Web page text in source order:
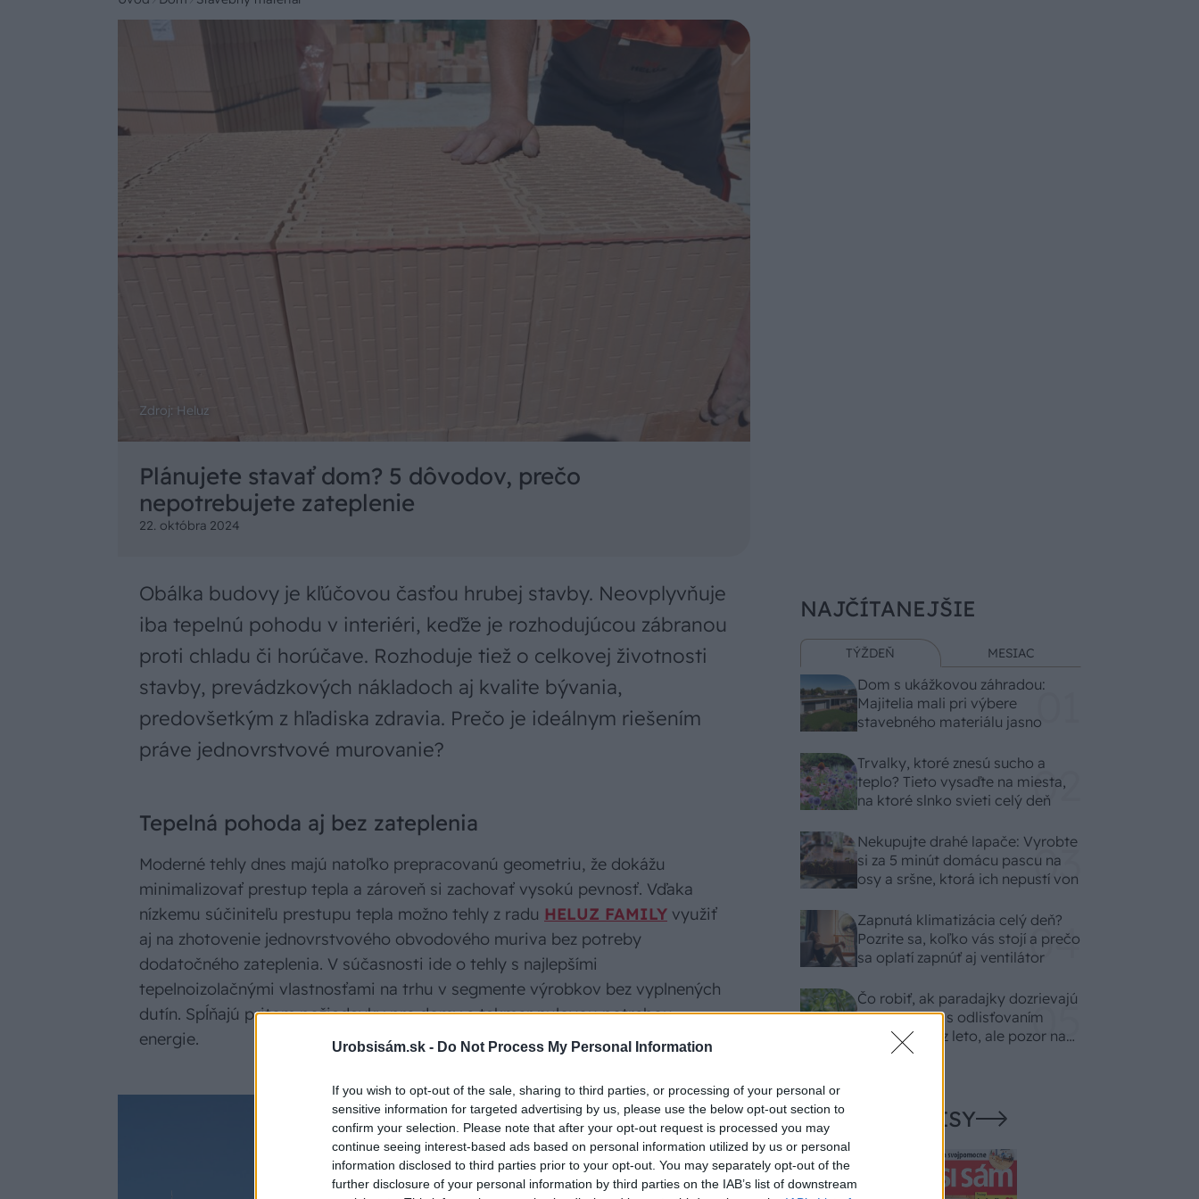
Urobsisám.sk - Do Not Process My Personal Information
If you wish to opt-out of the sale, sharing to third parties, or processing of your personal or
sensitive information for targeted advertising by us, please use the below opt-out section to
confirm your selection. Please note that after your opt-out request is processed you may
continue seeing interest-based ads based on personal information utilized by us or personal
information disclosed to third parties prior to your opt-out. You may separately opt-out of the
further disclosure of your personal information by third parties on the IAB’s list of downstream
Zdroj: Heluz
Plánujete stavať dom? 5 dôvodov, prečo
nepotrebujete zateplenie
22. októbra 2024
Obálka budovy je kľúčovou časťou hrubej stavby. Neovplyvňuje
iba tepelnú pohodu v interiéri, keďže je rozhodujúcou zábranou
proti chladu či horúčave. Rozhoduje tiež o celkovej životnosti
stavby, prevádzkových nákladoch aj kvalite bývania,
predovšetkým z hľadiska zdravia. Prečo je ideálnym riešením
práve jednovrstvové murovanie?
Tepelná pohoda aj bez zateplenia
Moderné tehly dnes majú natoľko prepracovanú geometriu, že dokážu
minimalizovať prestup tepla a zároveň si zachovať vysokú pevnosť. Vďaka
nízkemu súčiniteľu prestupu tepla možno tehly z radu HELUZ FAMILY využiť
aj na zhotovenie jednovrstvového obvodového muriva bez potreby
dodatočného zateplenia. V súčasnosti ide o tehly s najlepšími
tepelnoizolačnými vlastnosťami na trhu v segmente výrobkov bez vyplnených
dutín. Spĺňajú pritom požiadavky pre domy s takmer nulovou potrebou
energie.
NAJČÍTANEJŠIE
TÝŽDEŇ MESIAC
Dom s ukážkovou záhradou:
Majitelia mali pri výbere
stavebného materiálu jasno
Trvalky, ktoré znesú sucho a
teplo? Tieto vysaďte na miesta,
na ktoré slnko svieti celý deň
Nekupujte drahé lapače: Vyrobte
si za 5 minút domácu pascu na
osy a sršne, ktorá ich nepustí von
Zapnutá klimatizácia celý deň?
Pozrite sa, koľko vás stojí a prečo
sa oplatí zapnúť aj ventilátor
Čo robiť, ak paradajky dozrievajú
pomaly? Trik s odlisťovaním
funguje aj cez leto, ale pozor na
chyby
NAŠE ČASOPISY